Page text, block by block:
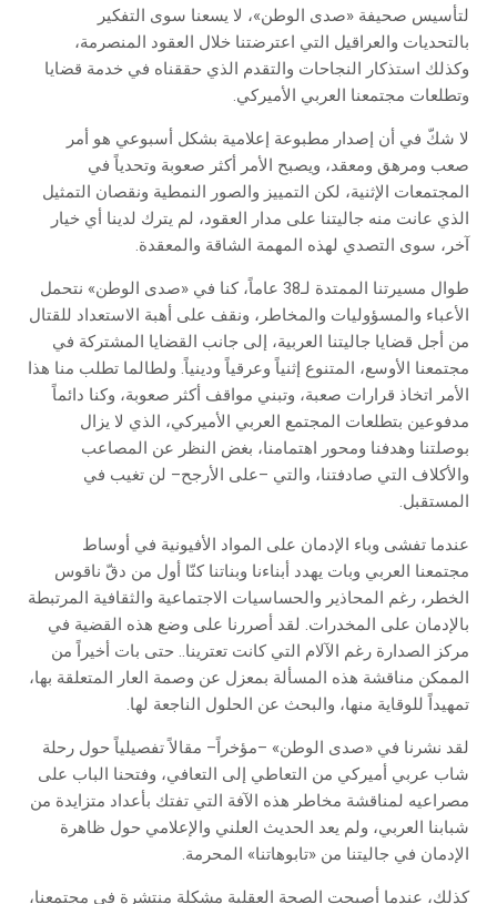
لتأسيس صحيفة «صدى الوطن»، لا يسعنا سوى التفكير
بالتحديات والعراقيل التي اعترضتنا خلال العقود المنصرمة،
وكذلك استذكار النجاحات والتقدم الذي حققناه في خدمة قضايا
وتطلعات مجتمعنا العربي الأميركي.
لا شكّ في أن إصدار مطبوعة إعلامية بشكل أسبوعي هو أمر
صعب ومرهق ومعقد، ويصبح الأمر أكثر صعوبة وتحدياً في
المجتمعات الإثنية، لكن التمييز والصور النمطية ونقصان التمثيل
الذي عانت منه جاليتنا على مدار العقود، لم يترك لدينا أي خيار
آخر، سوى التصدي لهذه المهمة الشاقة والمعقدة.
طوال مسيرتنا الممتدة لـ38 عاماً، كنا في «صدى الوطن» نتحمل
الأعباء والمسؤوليات والمخاطر، ونقف على أهبة الاستعداد للقتال
من أجل قضايا جاليتنا العربية، إلى جانب القضايا المشتركة في
مجتمعنا الأوسع، المتنوع إثنياً وعرقياً ودينياً. ولطالما تطلب منا هذا
الأمر اتخاذ قرارات صعبة، وتبني مواقف أكثر صعوبة، وكنا دائماً
مدفوعين بتطلعات المجتمع العربي الأميركي، الذي لا يزال
بوصلتنا وهدفنا ومحور اهتمامنا، بغض النظر عن المصاعب
والأكلاف التي صادفتنا، والتي –على الأرجح– لن تغيب في
المستقبل.
عندما تفشى وباء الإدمان على المواد الأفيونية في أوساط
مجتمعنا العربي وبات يهدد أبناءنا وبناتنا كنّا أول من دقّ ناقوس
الخطر، رغم المحاذير والحساسيات الاجتماعية والثقافية المرتبطة
بالإدمان على المخدرات. لقد أصررنا على وضع هذه القضية في
مركز الصدارة رغم الآلام التي كانت تعترينا.. حتى بات أخيراً من
الممكن مناقشة هذه المسألة بمعزل عن وصمة العار المتعلقة بها،
تمهيداً للوقاية منها، والبحث عن الحلول الناجعة لها.
لقد نشرنا في «صدى الوطن» –مؤخراً– مقالاً تفصيلياً حول رحلة
شاب عربي أميركي من التعاطي إلى التعافي، وفتحنا الباب على
مصراعيه لمناقشة مخاطر هذه الآفة التي تفتك بأعداد متزايدة من
شبابنا العربي، ولم يعد الحديث العلني والإعلامي حول ظاهرة
الإدمان في جاليتنا من «تابوهاتنا» المحرمة.
كذلك، عندما أصبحت الصحة العقلية مشكلة منتشرة في مجتمعنا،